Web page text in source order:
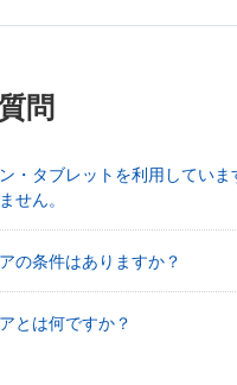
問
・タブレットを利用していま
せん。
の条件はありますか？
とは何ですか？